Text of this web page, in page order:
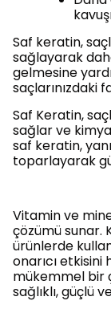
Saf keratin,
sağlayarak
gelmesine
saçlarınızdaki
Saf Keratin,
sağlar ve
saf keratin,
toparlayarak
Vitamin ve
çözümü sunar.
ürünlerde
onarıcı etkisini
mükemmel bir
sağlıklı, güçlü